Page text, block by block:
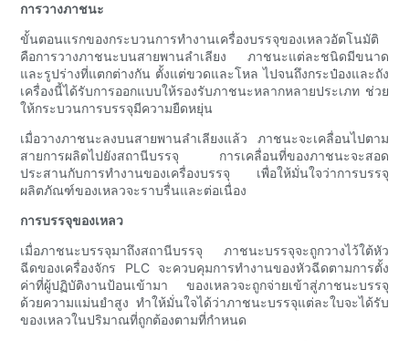
การวางภาชนะ
ขั้นตอนแรกของกระบวนการทำงานเครื่องบรรจุของเหลวอัตโนมัติ
คือการวางภาชนะบนสายพานลำเลียง ภาชนะแต่ละชนิดมีขนาด
และรูปร่างที่แตกต่างกัน ตั้งแต่ขวดและโหล ไปจนถึงกระป๋องและถัง
เครื่องนี้ได้รับการออกแบบให้รองรับภาชนะหลากหลายประเภท ช่วย
ให้กระบวนการบรรจุมีความยืดหยุ่น
เมื่อวางภาชนะลงบนสายพานลำเลียงแล้ว ภาชนะจะเคลื่อนไปตาม
สายการผลิตไปยังสถานีบรรจุ การเคลื่อนที่ของภาชนะจะสอด
ประสานกับการทำงานของเครื่องบรรจุ เพื่อให้มั่นใจว่าการบรรจุ
ผลิตภัณฑ์ของเหลวจะราบรื่นและต่อเนื่อง
การบรรจุของเหลว
เมื่อภาชนะบรรจุมาถึงสถานีบรรจุ ภาชนะบรรจุจะถูกวางไว้ใต้หัว
ฉีดของเครื่องจักร PLC จะควบคุมการทำงานของหัวฉีดตามการตั้ง
ค่าที่ผู้ปฏิบัติงานป้อนเข้ามา ของเหลวจะถูกจ่ายเข้าสู่ภาชนะบรรจุ
ด้วยความแม่นยำสูง ทำให้มั่นใจได้ว่าภาชนะบรรจุแต่ละใบจะได้รับ
ของเหลวในปริมาณที่ถูกต้องตามที่กำหนด